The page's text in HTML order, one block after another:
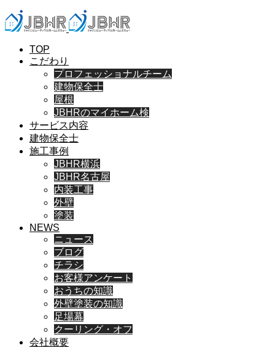
TOP
こだわり
プロフェッショナルチーム
建物保全士
屋根
JBHRのマイホーム検
サービス内容
建物保全士
施工事例
JBHR横浜
JBHR名古屋
内装工事
外壁
塗装
NEWS
ニュース
ブログ
チラシ
お客様アンケート
おうちの知識
外壁塗装の知識
足場幕
クーリング・オフ
会社概要